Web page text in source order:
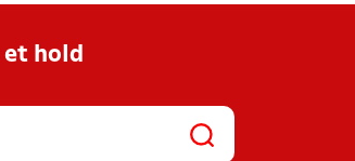
et hold